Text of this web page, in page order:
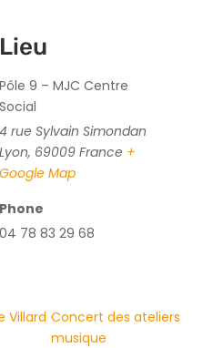
Lieu
Pôle 9 – MJC Centre
Social
4 rue Sylvain Simondan
Lyon, 69009 France +
Google Map
Phone
04 78 83 29 68
Villard Concert des ateliers
musique